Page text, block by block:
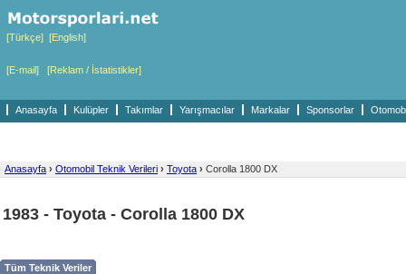
[Türkçe] [English]
[E-mail] [Reklam / İstatistikler]
Anasayfa Kulüpler Takımlar Yarışmacılar Markalar Sponsorlar
Anasayfa › Otomobil Teknik Verileri › Toyota › Corolla 1800 DX
1983 - Toyota - Corolla 1800 DX
Tüm Teknik Veriler